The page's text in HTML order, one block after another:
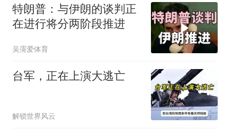
特朗普：与伊朗的谈判正
在进行将分两阶段推进
吴霶爱体育
台军，正在上演大逃亡
解锁世界风云